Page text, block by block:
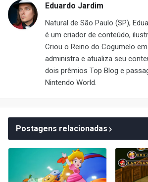
Eduardo Jardim
Natural de São Paulo (SP),
é um criador de conteúdo,
Criou o Reino do Cogumelo
administra e atualiza seu
dois prêmios Top Blog e
Nintendo World.
Postagens relacionadas